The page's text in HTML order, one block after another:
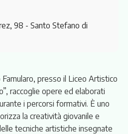
98 - Santo Stefano di
presso il Liceo Artistico
raccoglie opere ed elaborati
i percorsi formativi. È uno
la creatività giovanile e
tecniche artistiche insegnate